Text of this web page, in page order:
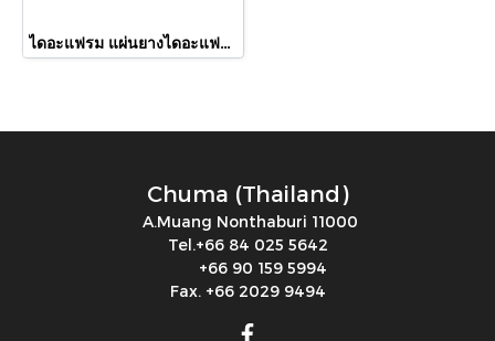
ไดอะแฟรม แผ่นยางไดอะแฟรม Air Power Air Less3000 Liquid Side 21 cm // Diaphragm Rubber for Air Power Air Less3000 Liquid Side 21 cm
Chuma (Thailand)
A.Muang Nonthaburi 11000
Tel.+66 84 025 5642
+66 90 159 5994
Fax. +66 2029 9494